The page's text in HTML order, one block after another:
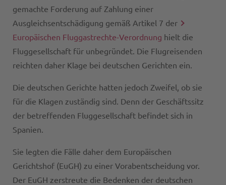
gemachte Forderung auf Zahlung einer
Ausgleichsentschädigung gemäß Artikel 7 der
Europäischen Fluggastrechte-Verordnung hielt die
Fluggesellschaft für unbegründet. Die Flugreisenden
reichten daher Klage bei deutschen Gerichten ein.
Die deutschen Gerichte hatten jedoch Zweifel, ob sie
für die Klagen zuständig sind. Denn der Geschäftssitz
der betreffenden Fluggesellschaft befindet sich in
Spanien.
Sie legten die Fälle daher dem Europäischen
Gerichtshof (EuGH) zu einer Vorabentscheidung vor.
Der EuGH zerstreute die Bedenken der deutschen